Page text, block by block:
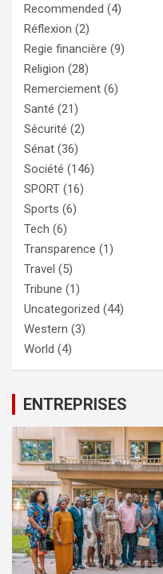
Recommended (4)
Réflexion (2)
Regie financière (9)
Religion (28)
Remerciement (6)
Santé (21)
Sécurité (2)
Sénat (36)
Société (146)
SPORT (16)
Sports (6)
Tech (6)
Transparence (1)
Travel (5)
Tribune (1)
Uncategorized (44)
Western (3)
World (4)
ENTREPRISES